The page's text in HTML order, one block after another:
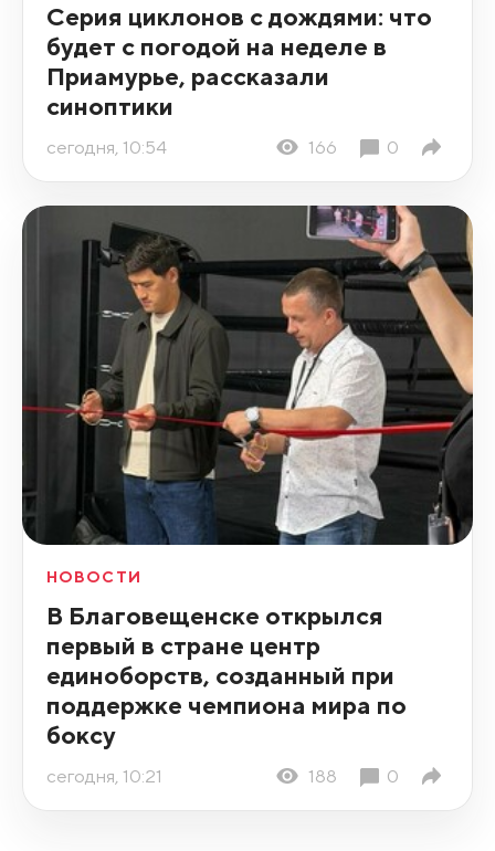
Серия циклонов с дождями: что
будет с погодой на неделе в
Приамурье, рассказали
синоптики
сегодня, 10:54 166 0
НОВОСТИ
В Благовещенске открылся
первый в стране центр
единоборств, созданный при
поддержке чемпиона мира по
боксу
сегодня, 10:21 188 0